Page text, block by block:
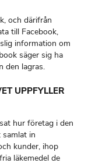
och därifrån
till Facebook,
information om
säger sig ha
filter som kan upptäcka och radera den innan den lagras.
UPPFYLLER
hur företag i den
in
kunder, ihop
läkemedel de